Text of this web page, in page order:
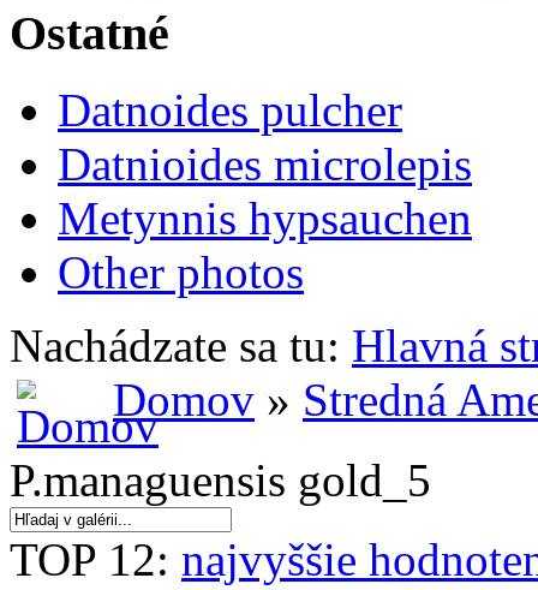
Ostatné
Datnoides pulcher
Datnioides microlepis
Metynnis hypsauchen
Other photos
Nachádzate sa tu: Hlavná
Domov » Stredná
P.managuensis gold_5
TOP 12: najvyššie